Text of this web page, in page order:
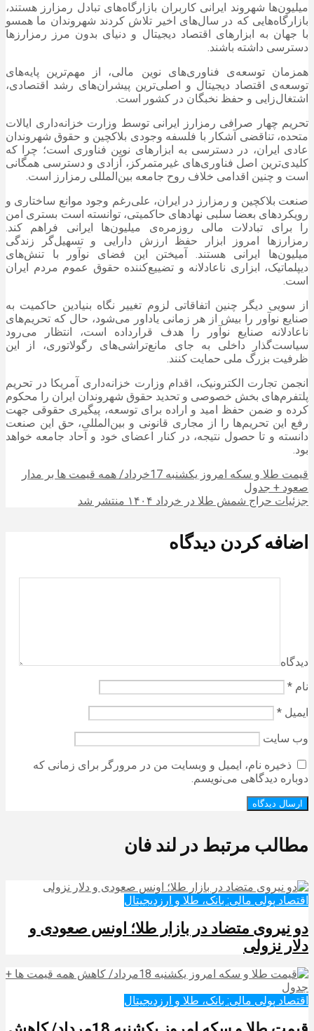
میلیون‌ها شهروند ایرانی کاربران بازارگاه‌های تبادل رمزارز هستند،
بازار‌گاه‌هایی که در سال‌های اخیر تلاش کردند شهروندان ما همسو
با جهان به ابزار‌های اقتصاد دیجیتال و دنیای بدون مرز رمزارز‌ها
دسترسی داشته باشند.
همزمان توسعه‌ی فناوری‌های نوین مالی، از مهم‌ترین پایه‌های
توسعه‌ی اقتصاد دیجیتال و اصلی‌ترین پیشران‌های رشد اقتصادی،
اشتغال‌زایی و حفظ نخبگان در کشور است.
تحریم چهار صرافی رمزارز ایرانی توسط وزارت خزانه‌داری ایالات
متحده، تناقضی آشکار با فلسفه وجودی بلاکچین و حقوق شهروندان
عادی ایران، در دسترسی به ابزار‌های نوین فناوری است؛ چرا که
کلیدی‌ترین اصل فناوری‌های غیرمتمرکز، آزادی و دسترسی همگانی
است و چنین اقدامی خلاف روح جامعه بین‌المللی رمزارز است.
صنعت بلاکچین و رمزارز در ایران، علی‌رغم وجود موانع ساختاری و
رویکرد‌های بعضا سلبی نهاد‌های حاکمیتی، توانسته است بستری امن
را برای تبادلات مالی روزمره‌ی میلیون‌ها ایرانی فراهم کند.
رمزارز‌ها امروز ابزار حفظ ارزش دارایی و تسهیل‌گر زندگی
میلیون‌ها ایرانی هستند. آمیختن این فضای نوآور با تنش‌های
دیپلماتیک، ابزاری ناعادلانه و تضییع‌کننده حقوق عموم مردم ایران
است.
از سویی دیگر چنین اتفاقاتی لزوم تغییر نگاه بنیادین حاکمیت به
صنایع نوآور را بیش از هر زمانی یاداور می‌شود، حال که تحریم‌های
ناعادلانه صنایع نوآور را هدف قرارداده است، انتظار می‌رود
سیاست‌گذار داخلی به جای مانع‌تراشی‌های رگولاتوری، از این
ظرفیت بزرگ ملی حمایت کنند.
انجمن تجارت الکترونیک، اقدام وزارت خزانه‌داری آمریکا در تحریم
پلتفرم‌های بخش خصوصی و تحدید حقوق شهروندان ایران را محکوم
کرده و ضمن حفظ امید و اراده برای توسعه، پیگیری حقوقی جهت
رفع این تحریم‌ها را از مجاری قانونی و بین‌المللی، حق این صنعت
دانسته و تا حصول نتیجه، در کنار اعضای خود و آحاد جامعه خواهد
بود.
قیمت طلا و سکه امروز یکشنبه 17خرداد/ همه قیمت ها بر مدار
صعود + جدول
جزئیات حراج شمش طلا در خرداد ۱۴۰۴ منتشر شد
اضافه کردن دیدگاه
دیدگاه
نام *
ایمیل *
وب‌ سایت
ذخیره نام، ایمیل و وبسایت من در مرورگر برای زمانی که
دوباره دیدگاهی می‌نویسم.
مطالب مرتبط در لند فان
اقتصاد پولی مالی: بانک، طلا و ارزدیجیتال‌
دو نیروی متضاد در بازار طلا؛ اونس صعودی و
دلار نزولی
اقتصاد پولی مالی: بانک، طلا و ارزدیجیتال‌